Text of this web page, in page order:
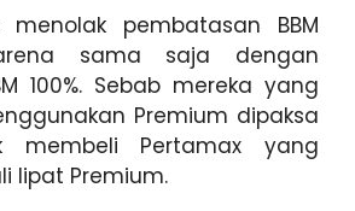
menolak pembatasan BBM
sama saja dengan
100%. Sebab mereka yang
Premium dipaksa
membeli Pertamax yang
lipat Premium.